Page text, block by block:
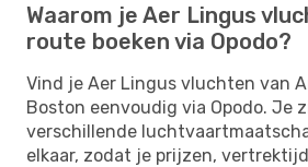
Waarom je Aer Lingus
route boeken via Opodo?
Vind je Aer Lingus vluchten van
Boston eenvoudig via Opodo. Je
verschillende
elkaar, zodat je prijzen,